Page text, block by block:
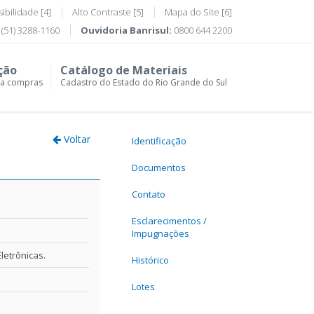
[4] Alto Contraste [5]
Mapa do Site [6]
(51) 3288-1160
Ouvidoria Banrisul: 0800 644 2200
compras
Catálogo de Materiais
Cadastro do Estado do Rio Grande do Sul
Voltar Identificação
Documentos
Contato
Esclarecimentos /
Impugnações
Histórico
Lotes